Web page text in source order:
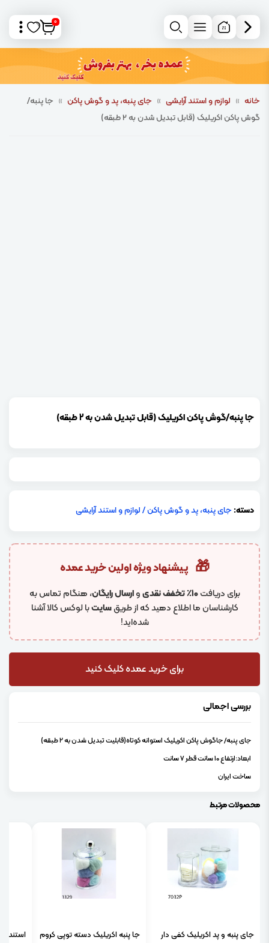
0
خانه » لوازم و استند آرایشی » جای پنبه، پد و گوش پاکن » جا پنبه/
گوش پاکن اکریلیک (قابل تبدیل شدن به 2 طبقه)
جا پنبه/گوش پاکن اکریلیک (قابل تبدیل شدن به 2 طبقه)
دسته:جای پنبه، پد و گوش پاکن/لوازم و استند آرایشی
🎁 پیشنهاد ویژه اولین خرید عمده
برای دریافت۱۰٪ تخفف نقدی وارسال رایگان، هنگام تماس به
کارشناسان ما اطلاع دهید که از طریقسایتبا لوکس کالا آشنا
شده‌اید!
برای خرید عمده کلیک کنید
بررسی اجمالی
جای پنبه/ جاگوش پاکن اکریلیک استوانه کوتاه(قابلیت تبدیل شدن به 2 طبقه)
ابعاد:ارتفاع 10 سانت قطر 7 سانت
ساخت ایران
محصولات مرتبط
جای پنبه و پد اکریلیک کفی دار جا پنبه اکریلیک دسته توپی کروم استند آرایشی 3